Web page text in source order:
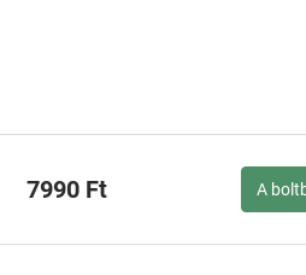
7990 Ft A